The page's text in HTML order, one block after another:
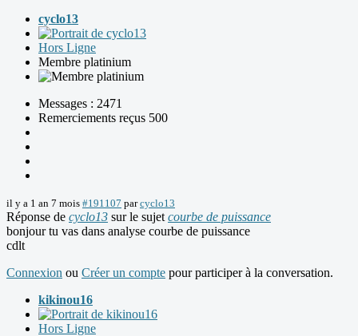
cyclo13
Hors Ligne
Membre platinium
Messages : 2471
Remerciements reçus 500
il y a 1 an 7 mois #191107 parcyclo13
Réponse de cyclo13 sur le sujet courbe de puissance
bonjour tu vas dans analyse courbe de puissance
cdlt
Connexion ou Créer un compte pour participer à la conversation.
kikinou16
Hors Ligne